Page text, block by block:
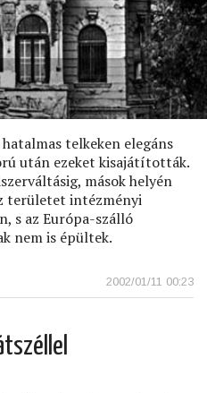
telkeken elegáns
után ezeket kisajátították.
mások helyén
területet intézményi
s az Európa-szálló
nem is épültek.
2002/01/11 00:23